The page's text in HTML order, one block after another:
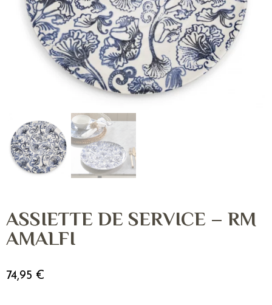
ASSIETTE DE SERVICE – RM
AMALFI
74,95 €